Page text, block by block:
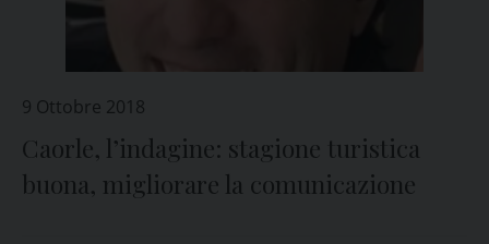
9 Ottobre 2018
Caorle, l’indagine: stagione turistica
buona, migliorare la comunicazione